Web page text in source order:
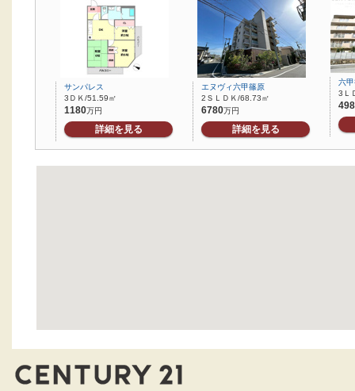
サンパレス
3ＤＫ/51.59㎡
1180万円
詳細を見る
エヌヴィ六甲篠原
2ＳＬＤＫ/68.73㎡
6780万円
詳細を見る
六
3Ｌ